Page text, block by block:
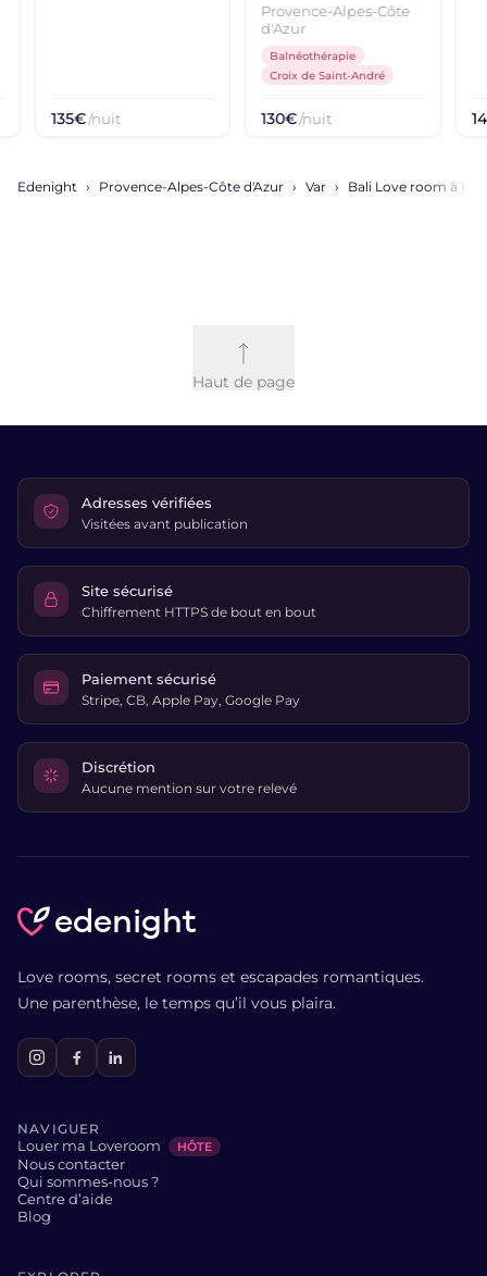
135€/nuit
Provence-Alpes-Côte
d'Azur
Balnéothérapie
Croix de Saint-André
130€/nuit
Edenight Provence-Alpes-Côte d'Azur Var Bali Love room à
Haut de page
Adresses vérifiées
Visitées avant publication
Site sécurisé
Chiffrement HTTPS de bout en bout
Paiement sécurisé
Stripe, CB, Apple Pay, Google Pay
Discrétion
Aucune mention sur votre relevé
edenight
Love rooms, secret rooms et escapades romantiques.
Une parenthèse, le temps qu’il vous plaira.
NAVIGUER
Louer ma Loveroom HÔTE
Nous contacter
Qui sommes-nous ?
Centre d’aide
Blog